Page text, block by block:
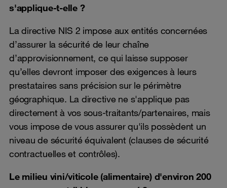
s'applique-t-elle ?
La directive NIS 2 impose aux entités concernées
d’assurer la sécurité de leur chaîne
d’approvisionnement, ce qui laisse supposer
qu’elles devront imposer des exigences à leurs
prestataires sans précision sur le périmètre
géographique. La directive ne s'applique pas
directement à vos sous-traitants/partenaires, mais
vous impose de vous assurer qu'ils possèdent un
niveau de sécurité équivalent (clauses de sécurité
contractuelles et contrôles).
Le milieu vini/viticole (alimentaire) d'environ 200